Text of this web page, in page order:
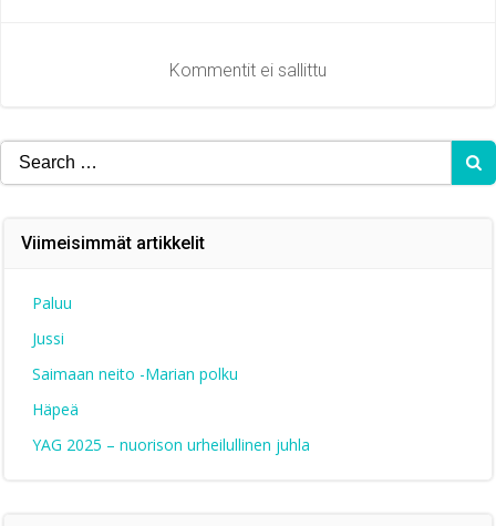
selaus
Kommentit ei sallittu
Search
for:
Viimeisimmät artikkelit
Paluu
Jussi
Saimaan neito -Marian polku
Häpeä
YAG 2025 – nuorison urheilullinen juhla